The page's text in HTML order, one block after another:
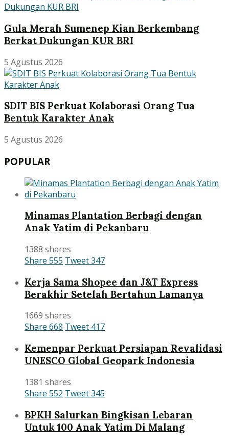
Gula Merah Sumenep Kian Berkembang
Berkat Dukungan KUR BRI
5 Agustus 2026
SDIT BIS Perkuat Kolaborasi Orang Tua
Bentuk Karakter Anak
5 Agustus 2026
POPULAR
Minamas Plantation Berbagi dengan
Anak Yatim di Pekanbaru
1388 shares
Share 555 Tweet347
Kerja Sama Shopee dan J&T Express
Berakhir Setelah Bertahun Lamanya
1669 shares
Share 668 Tweet 417
Kemenpar Perkuat Persiapan Revalidasi
UNESCO Global Geopark Indonesia
1381 shares
Share 552 Tweet345
BPKH Salurkan Bingkisan Lebaran
Untuk 100 Anak Yatim Di Malang